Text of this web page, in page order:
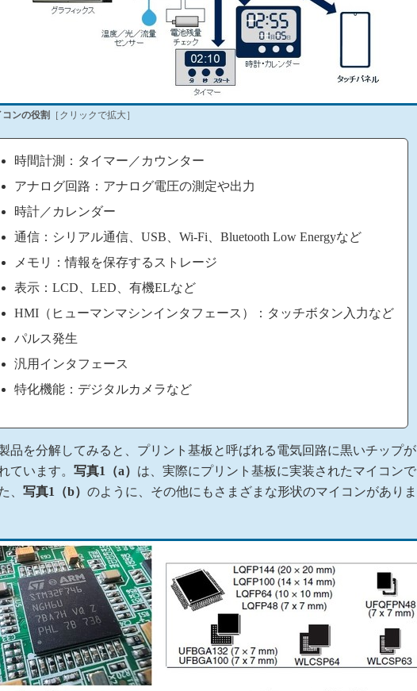
コンの役割 ［クリックで拡大］
時間計測：タイマー／カウンター
アナログ回路：アナログ電圧の測定や出力
時計／カレンダー
通信：シリアル通信、USB、Wi-Fi、Bluetooth Low Energyなど
メモリ：情報を保存するストレージ
表示：LCD、LED、有機ELなど
HMI（ヒューマンマシンインタフェース）：タッチボタン入力など
パルス発生
汎用インタフェース
特化機能：デジタルカメラなど
品を分解してみると、プリント基板と呼ばれる電気回路に黒いチップが
ています。 写真1（a） は、実際にプリント基板に実装されたマイコンで
、 写真1（b） のように、その他にもさまざまな形状のマイコンがありま